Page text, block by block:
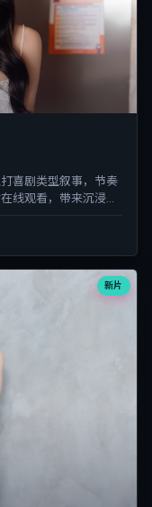
喜剧类型叙事，节奏
线观看，带来沉浸式
新片